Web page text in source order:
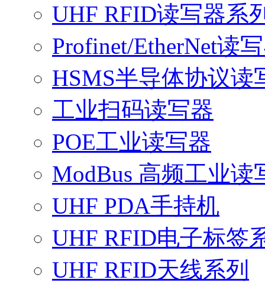
UHF RFID读写器系
Profinet/EtherNet读
HSMS半导体协议读
工业扫码读写器
POE工业读写器
ModBus 高频工业读
UHF PDA手持机
UHF RFID电子标签
UHF RFID天线系列